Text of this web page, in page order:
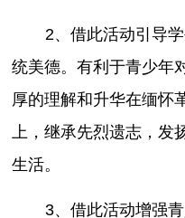
2、借此活动引导
统美德。有利于青少年
厚的理解和升华在缅怀
上，继承先烈遗志，发
生活。
3、借此活动增强